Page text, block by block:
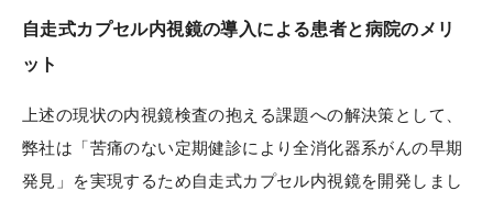
自走式カプセル内視鏡の導入による患者と病院のメリ
ット
上述の現状の内視鏡検査の抱える課題への解決策として、
弊社は「苦痛のない定期健診により全消化器系がんの早期
発見」を実現するため自走式カプセル内視鏡を開発しまし